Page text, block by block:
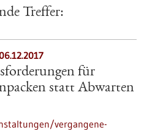
Treffer:
für
statt Abwarten
vergangene-